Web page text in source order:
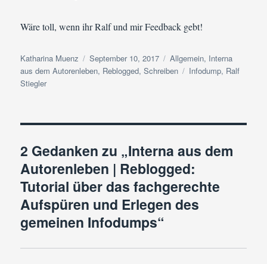
Wäre toll, wenn ihr Ralf und mir Feedback gebt!
Autor
Katharina Muenz
Veröffentlicht
am
September 10, 2017 Kategorien
Allgemein, Interna
aus dem Autorenleben, Reblogged,Schreiben Schlagwörter
Infodump, Ralf
Stiegler
2 Gedanken zu „Interna aus dem
Autorenleben | Reblogged:
Tutorial über das fachgerechte
Aufspüren und Erlegen des
gemeinen Infodumps“